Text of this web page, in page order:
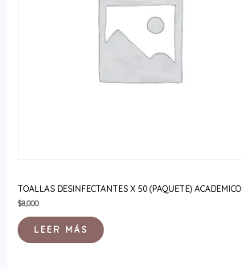
TOALLAS DESINFECTANTES X 50 (PAQUETE) ACADEMICO
$8,000
LEER MÁS